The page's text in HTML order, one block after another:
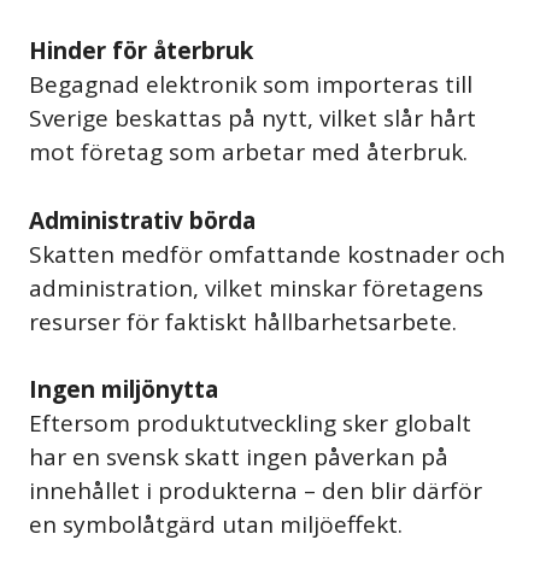
Hinder för återbruk
Begagnad elektronik som importeras till
Sverige beskattas på nytt, vilket slår hårt
mot företag som arbetar med återbruk.
Administrativ börda
Skatten medför omfattande kostnader och
administration, vilket minskar företagens
resurser för faktiskt hållbarhetsarbete.
Ingen miljönytta
Eftersom produktutveckling sker globalt
har en svensk skatt ingen påverkan på
innehållet i produkterna – den blir därför
en symbolåtgärd utan miljöeffekt.